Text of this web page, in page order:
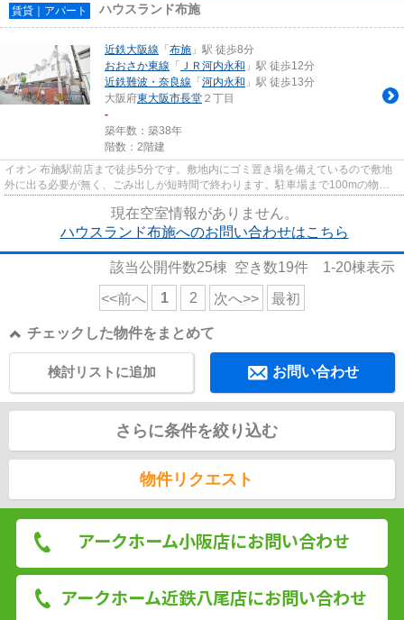
賃貸｜アパート ハウスランド布施
近鉄大阪線 「布施 」駅 徒歩8分
おおさか東線 「 ＪＲ河内永和 」駅 徒歩12分
近鉄難波・奈良線 「河内永和 」駅 徒歩13分
大阪府東大阪市長堂 ２丁目
-
築年数：築38年
階数：2階建
イオン 布施駅前店まで徒歩5分です。敷地内にゴミ置き場を備えているので敷地
外に出る必要が無く、ごみ出しが短時間で終わります。駐車場まで100mの物件
です。駅まで平坦で、自転車で...
現在空室情報がありません。
ハウスランド布施へのお問い合わせはこちら
該当公開件数25棟 空き数19件 1-20棟表示
<<前へ 1 2 次へ>> 最初
チェックした物件をまとめて
お問い合わせ
検討リストに追加
さらに条件を絞り込む
物件リクエスト
アークホーム小阪店にお問い合わせ
アークホーム近鉄八尾店にお問い合わせ